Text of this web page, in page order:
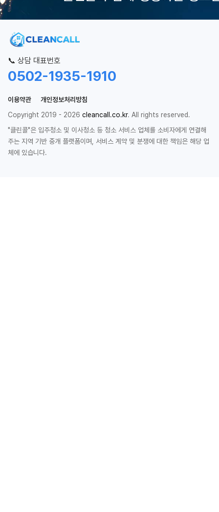
📞 상담 대표번호
0502-1935-1910
이용약관
개인정보처리방침
Copyright 2019 - 2026 cleancall.co.kr. All rights reserved.
"클린콜"은 입주청소 및 이사청소 등 청소 서비스 업체를 소비자에게 연결해
주는 지역 기반 중개 플랫폼이며, 서비스 계약 및 분쟁에 대한 책임은 해당 업
체에 있습니다.